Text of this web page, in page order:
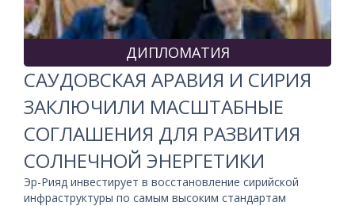
ДИПЛОМАТИЯ
САУДОВСКАЯ АРАВИЯ И СИРИЯ
ЗАКЛЮЧИЛИ МАСШТАБНЫЕ
СОГЛАШЕНИЯ ДЛЯ РАЗВИТИЯ
СОЛНЕЧНОЙ ЭНЕРГЕТИКИ
Эр-Рияд инвестирует в восстановление сирийской
инфраструктуры по самым высоким стандартам